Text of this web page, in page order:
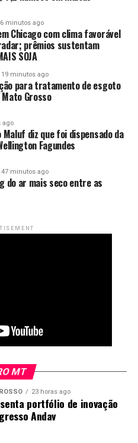
minutos ago
Chicago com clima favorável
prêmios sustentam
SOJA
19 minutos ago
para tratamento de esgoto
Grosso
ago
diz que foi dispensado da
Fagundes
47 minutos ago
do ar mais seco entre as
MT
23 horas ago
portfólio de inovação
Andav